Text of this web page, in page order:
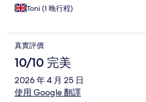
Toni (1 晚行程)
真實評價
10/10 完美
2026 年 4 月 25 日
使用 Google 翻譯